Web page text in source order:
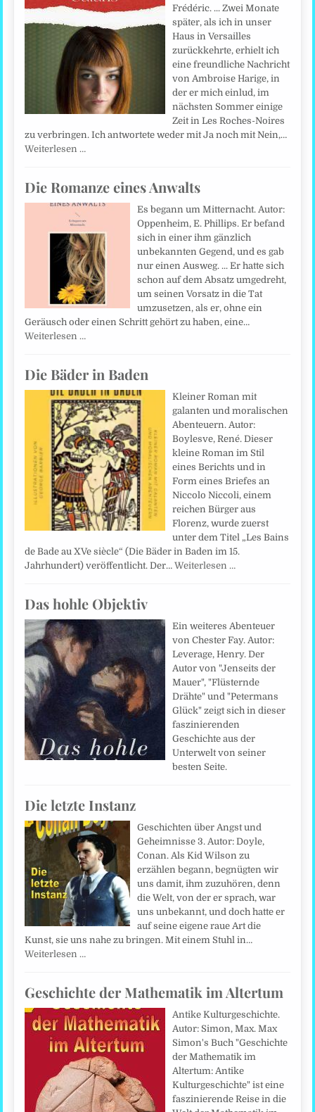
Frédéric. ... Zwei Monate
später, als ich in unser
Haus in Versailles
zurückkehrte, erhielt ich
eine freundliche Nachricht
von Ambroise Harige, in
der er mich einlud, im
nächsten Sommer einige
Zeit in Les Roches-Noires
zu verbringen. Ich antwortete weder mit Ja noch mit Nein,…
Weiterlesen …
Die Romanze eines Anwalts
Es begann um Mitternacht. Autor:
Oppenheim, E. Phillips. Er befand
sich in einer ihm gänzlich
unbekannten Gegend, und es gab
nur einen Ausweg. ... Er hatte sich
schon auf dem Absatz umgedreht,
um seinen Vorsatz in die Tat
umzusetzen, als er, ohne ein
Geräusch oder einen Schritt gehört zu haben, eine…
Weiterlesen …
Die Bäder in Baden
Kleiner Roman mit
galanten und moralischen
Abenteuern. Autor:
Boylesve, René. Dieser
kleine Roman im Stil
eines Berichts und in
Form eines Briefes an
Niccolo Niccoli, einem
reichen Bürger aus
Florenz, wurde zuerst
unter dem Titel „Les Bains
de Bade au XVe siècle“ (Die Bäder in Baden im 15.
Jahrhundert) veröffentlicht. Der…Weiterlesen …
Das hohle Objektiv
Ein weiteres Abenteuer
von Chester Fay. Autor:
Leverage, Henry. Der
Autor von "Jenseits der
Mauer", "Flüsternde
Drähte" und "Petermans
Glück" zeigt sich in dieser
faszinierenden
Geschichte aus der
Unterwelt von seiner
besten Seite.
Die letzte Instanz
Geschichten über Angst und
Geheimnisse 3. Autor: Doyle,
Conan. Als Kid Wilson zu
erzählen begann, begnügten wir
uns damit, ihm zuzuhören, denn
die Welt, von der er sprach, war
uns unbekannt, und doch hatte er
auf seine eigene raue Art die
Kunst, sie uns nahe zu bringen. Mit einem Stuhl in…
Weiterlesen …
Geschichte der Mathematik im Altertum
Antike Kulturgeschichte.
Autor: Simon, Max. Max
Simon's Buch "Geschichte
der Mathematik im
Altertum: Antike
Kulturgeschichte" ist eine
faszinierende Reise in die